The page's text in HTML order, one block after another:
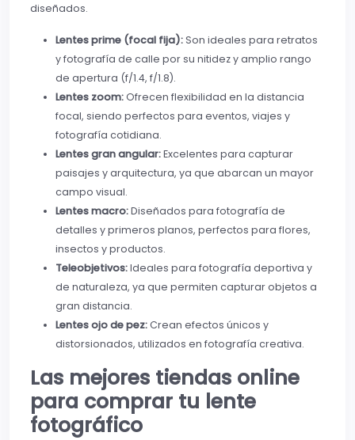
diseñados.
Lentes prime (focal fija):Son ideales para retratos
y fotografía de calle por su nitidez y amplio rango
de apertura (f/1.4, f/1.8).
Lentes zoom:Ofrecen flexibilidad en la distancia
focal, siendo perfectos para eventos, viajes y
fotografía cotidiana.
Lentes gran angular:Excelentes para capturar
paisajes y arquitectura, ya que abarcan un mayor
campo visual.
Lentes macro:Diseñados para fotografía de
detalles y primeros planos, perfectos para flores,
insectos y productos.
Teleobjetivos:Ideales para fotografía deportiva y
de naturaleza, ya que permiten capturar objetos a
gran distancia.
Lentes ojo de pez:Crean efectos únicos y
distorsionados, utilizados en fotografía creativa.
Las mejores tiendas online
para comprar tu lente
fotográfico